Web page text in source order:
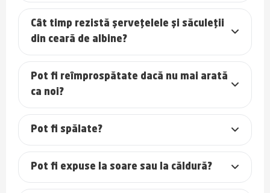
Cât timp rezistă șervețelele și săculeții
din ceară de albine?
Pot fi reîmprospătate dacă nu mai arată
ca noi?
Pot fi spălate?
Pot fi expuse la soare sau la căldură?